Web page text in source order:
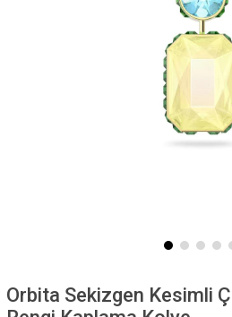
Orbita Sekizgen Kesimli